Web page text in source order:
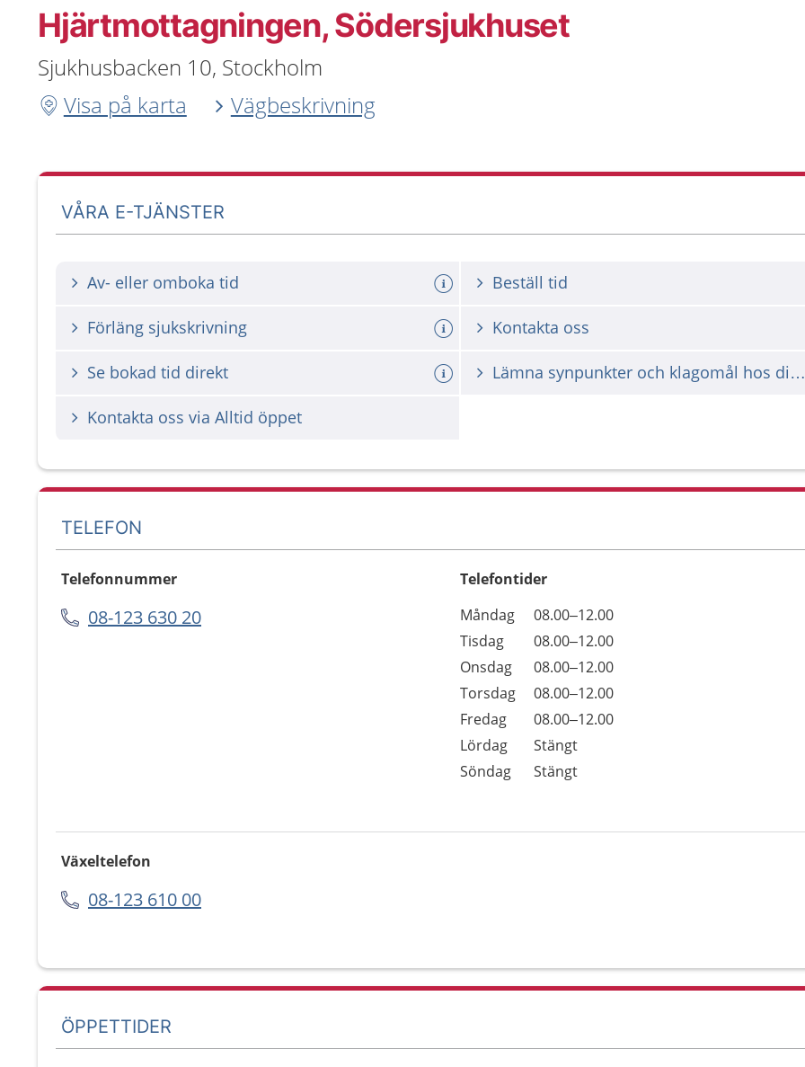
Hjärtmottagningen, Södersjukhuset
Sjukhusbacken 10, Stockholm
Visa på karta
Vägbeskrivning
VÅRA E-TJÄNSTER
Av- eller omboka tid Beställ tid
Förläng sjukskrivning Kontakta oss
Se bokad tid direkt Lämna synpunkter och klagomål hos din vårdgivare
Kontakta oss via Alltid öppet
TELEFON
Telefonnummer
08-123 630 20
Telefontider
Dag
Öppettider
Kommentarer
Måndag
08.00–12.00
Tisdag
08.00–12.00
Onsdag
08.00–12.00
Torsdag
08.00–12.00
Fredag
08.00–12.00
Lördag
Stängt
Söndag
Stängt
Växeltelefon
08-123 610 00
ÖPPETTIDER